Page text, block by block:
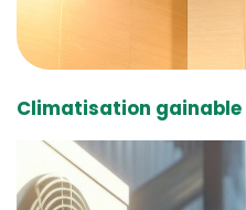
Climatisation gainable